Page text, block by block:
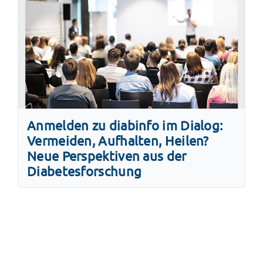
Anmelden zu diabinfo im Dialog:
Vermeiden, Aufhalten, Heilen?
Neue Perspektiven aus der
Diabetesforschung